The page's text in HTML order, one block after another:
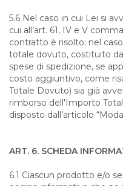
5.6 Nel caso in cui Lei si
cui all’art. 61, IV e V
contratto è risolto; nel
totale dovuto, costituito
spese di spedizione, se
costo aggiuntivo, come
Totale Dovuto) sia già
rimborso dell'Importo
disposto dall’articolo
ART. 6. SCHEDA
6.1 Ciascun prodotto e/o